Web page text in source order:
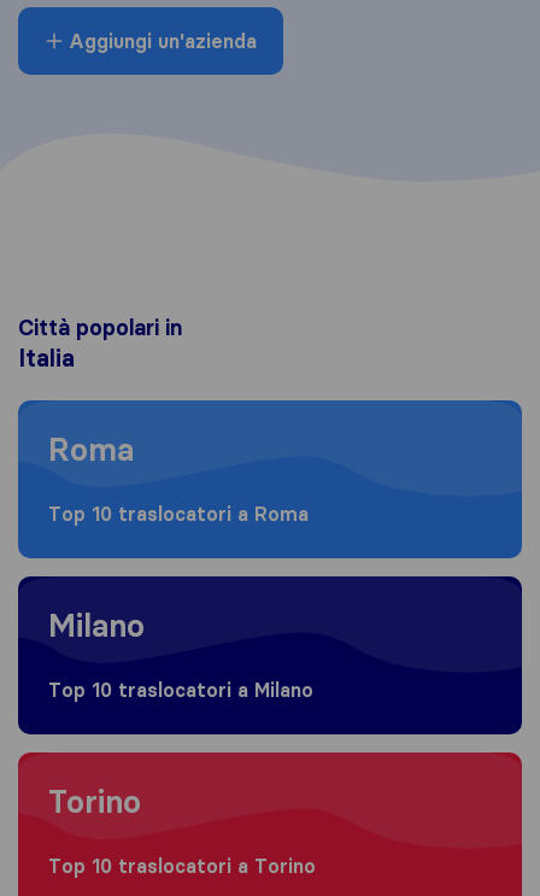
Aggiungi un'azienda
Città popolari in
Italia
Moving to Roma
Roma
Top 10 traslocatori a Roma
Moving to Milano
Milano
Top 10 traslocatori a Milano
Moving to Torino
Torino
Top 10 traslocatori a Torino